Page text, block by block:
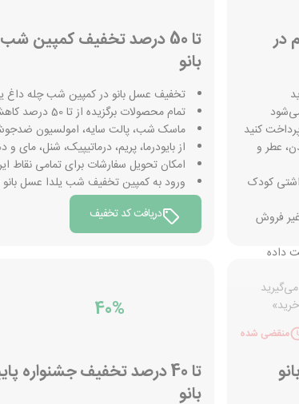
در
عطر و
و لب، لوازم بهداشتی کودک
غیر فروش
داده
منقضی شده
تا 50 درصد تخفیف کمپین
بانو
تخفیف عسل بانو در کمپین شب چله داغ
تمام محصولات برگزیده از تا 50 درصد کاهش قیمت دارد
ماسک شب، پالت سایه، امولسیون
از بایودرما، پریم، درماتیپیک، شنل، مای و
امکان تحویل سفارشات برای تمامی نقاط
ورود به کمپین تخفیف شب یلدا عسل بانو
دریافت کد تخفیف
40%
تا 40 درصد تخفیف جشنواره
بانو